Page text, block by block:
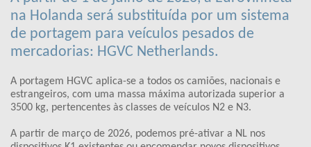
na Holanda será substituída por um sistema
de portagem para veículos pesados de
mercadorias: HGVC Netherlands.
A portagem HGVC aplica-se a todos os camiões, nacionais e
estrangeiros, com uma massa máxima autorizada superior a
3500 kg, pertencentes às classes de veículos N2 e N3.
A partir de março de 2026, podemos pré-ativar a NL nos